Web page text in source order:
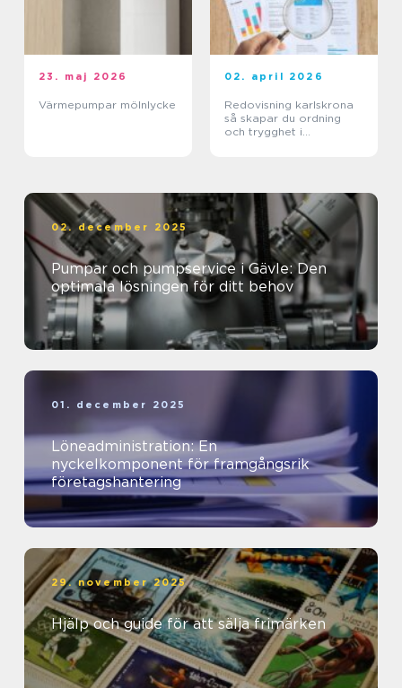
23. maj 2026
Värmepumpar mölnlycke
02. april 2026
Redovisning karlskrona
så skapar du ordning
och trygghet i
02. december 2025
Pumpar och pumpservice i Gävle: Den
optimala lösningen för ditt behov
01. december 2025
Löneadministration: En
nyckelkomponent för framgångsrik
företagshantering
29. november 2025
Hjälp och guide för att sälja frimärken